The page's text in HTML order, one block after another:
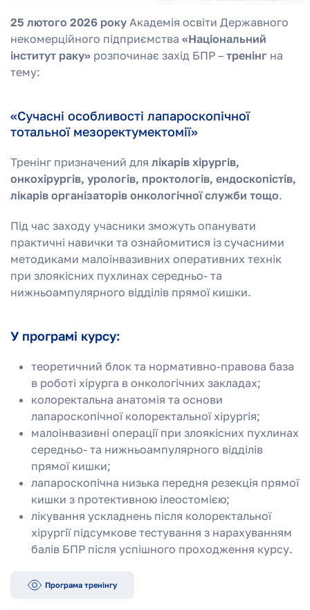
25 лютого 2026 року Академія освіти Державного
некомерційного підприємства «Національний
інститут раку» розпочинає захід БПР – тренінг на
тему:
«Сучасні особливості лапароскопічної
тотальної мезоректумектомії»
Тренінг призначений для лікарів хірургів,
онкохірургів, урологів, проктологів, ендоскопістів,
лікарів організаторів онкологічної служби тощо.
Під час заходу учасники зможуть опанувати
практичні навички та ознайомитися із сучасними
методиками малоінвазивних оперативних технік
при злоякісних пухлинах середньо- та
нижньоампулярного відділів прямої кишки.
У програмі курсу:
теоретичний блок та нормативно-правова база
в роботі хірурга в онкологічних закладах;
колоректальна анатомія та основи
лапароскопічної колоректальної хірургія;
малоінвазивні операції при злоякісних пухлинах
середньо- та нижньоампулярного відділів
прямої кишки;
лапароскопічна низька передня резекція прямої
кишки з протективною ілеостомією;
лікування ускладнень після колоректальної
хірургії підсумкове тестування з нарахуванням
балів БПР після успішного проходження курсу.
Програма тренінгу